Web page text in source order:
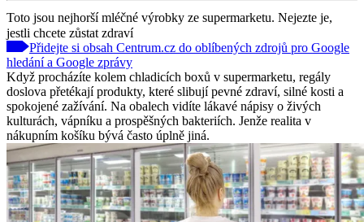
Toto jsou nejhorší mléčné výrobky ze supermarketu. Nejezte je,
jestli chcete zůstat zdraví
Přidejte si obsah Centrum.cz do oblíbených zdrojů pro Google
hledání a Google zprávy
Když procházíte kolem chladicích boxů v supermarketu, regály
doslova přetékají produkty, které slibují pevné zdraví, silné kosti a
spokojené zažívání. Na obalech vidíte lákavé nápisy o živých
kulturách, vápníku a prospěšných bakteriích. Jenže realita v
nákupním košíku bývá často úplně jiná.